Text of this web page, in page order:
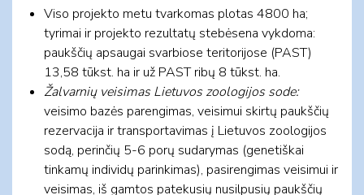
Viso projekto metu tvarkomas plotas 4800 ha;
tyrimai ir projekto rezultatų stebėsena vykdoma:
paukščių apsaugai svarbiose teritorijose (PAST)
13,58 tūkst. ha ir už PAST ribų 8 tūkst. ha.
Žalvarnių veisimas Lietuvos zoologijos sode:
veisimo bazės parengimas, veisimui skirtų paukščių
rezervacija ir transportavimas į Lietuvos zoologijos
sodą, perinčių 5-6 porų sudarymas (genetiškai
tinkamų individų parinkimas), pasirengimas veisimui ir
veisimas, iš gamtos patekusių nusilpusių paukščių